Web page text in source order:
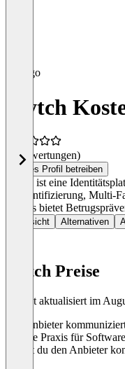
Stytch
(0 Bewertungen)
Dieses Profil betreiben
Stytch ist eine
Authentifizierung, Multi-
On. Es bietet
Übersicht Alternativen
Stytch Preise
Zuletzt aktualisiert im
Der Anbieter
übliche Praxis für
kannst du den Anbieter